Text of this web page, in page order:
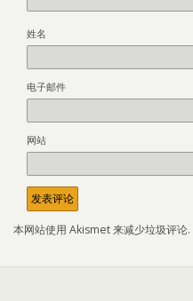
姓名
电子邮件
网站
本网站使用 Akismet 来减少垃圾评论.